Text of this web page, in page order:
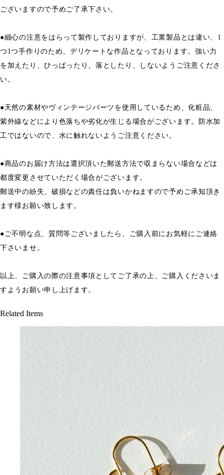
ございますので予めご了承下さい。
●細心の注意をはらって製作しておりますが、工業製品とは違い、1
つ1つ手作りのため、デリケートな作品となっております。強い力
を加えたり、ひっぱったり、落としたり、しないようご注意くださ
い。
●天然の素材やヴィンテージパーツを使用しているため、化粧品、
紫外線などにより色落ちや劣化が生じる場合がございます。防水加
工ではないので、水に触れないようご注意ください。
●商品のお届け方法は選択頂いた郵送方法で収まらない場合などは
都度変更させていただく場合がございます。
郵送中の紛失、破損などの責任は負いかねますので予めご承知頂き
ます様お願い致します。
●ご不明な点、質問等ございましたら、ご購入前にお気軽にご連絡
下さいませ。
以上、ご購入の際の注意事項としてご了承の上、ご購入くださいま
すようお願い申し上げます。
Related Items